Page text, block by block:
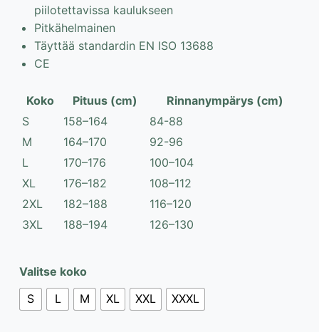
piilotettavissa kaulukseen
Pitkähelmainen
Täyttää standardin EN ISO 13688
CE
Koko Pituus (cm)
Rinnanympärys (cm)
S
158–164
84-88
M
164–170
92-96
L
170–176
100–104
XL
176–182
108–112
2XL
182–188
116–120
3XL
188–194 126–130
Valitse koko
S
L M XL XXL XXXL